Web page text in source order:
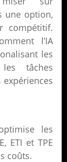
une option,
compétitif.
l’IA
les
tâches
les
ETI et TPE
coûts.